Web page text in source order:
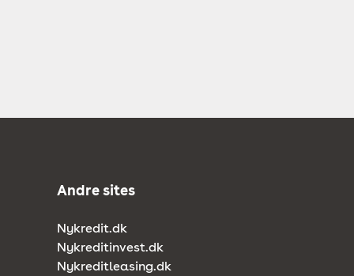
Andre sites
Nykredit.dk
Nykreditinvest.dk
Nykreditleasing.dk